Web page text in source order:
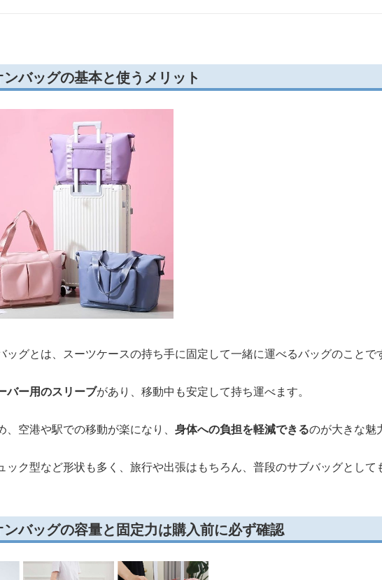
バッグの基本と使うメリット
ッグとは、スーツケースの持ち手に固定して一緒に運べるバッグのことで
バー用のスリーブがあり、移動中も安定して持ち運べます。
、空港や駅での移動が楽になり、 身体への負担を軽減できるのが大きな魅
ック型など形状も多く、旅行や出張はもちろん、普段のサブバッグとして
ンバッグの容量と固定力は購入前に必ず確認